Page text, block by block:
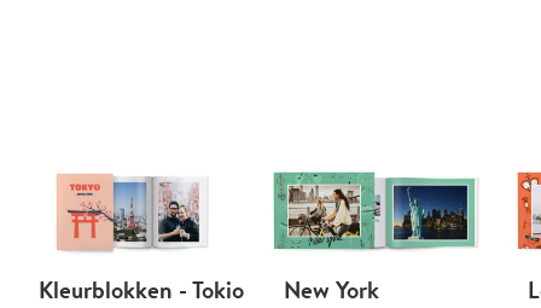
Kleurblokken - Tokio New York